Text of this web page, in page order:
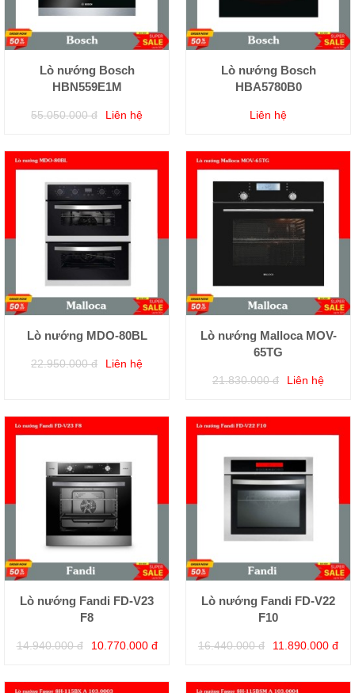
Lò nướng Bosch
HBN559E1M
55.050.000 đ Liên hệ
Lò nướng Bosch
HBA5780B0
Liên hệ
Lò nướng MDO-80BL
22.950.000 đ Liên hệ
Lò nướng Malloca MOV-
65TG
21.830.000 đ Liên hệ
Lò nướng Fandi FD-V23
F8
14.940.000 đ 10.770.000 đ
Lò nướng Fandi FD-V22
F10
16.440.000 đ 11.890.000 đ